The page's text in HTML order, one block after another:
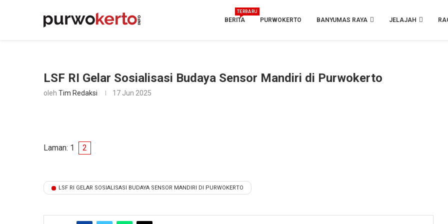
BERITA
TERBARU
PURWOKERTO BANYUMAS RAYA JELAJAH
LSF RI Gelar Sosialisasi Budaya Sensor Mandiri di Purwokerto
oleh Tim Redaksi 17 Jun 2025
Laman: 1 2
LSF RI GELAR SOSIALISASI BUDAYA SENSOR MANDIRI DI PURWOKERTO